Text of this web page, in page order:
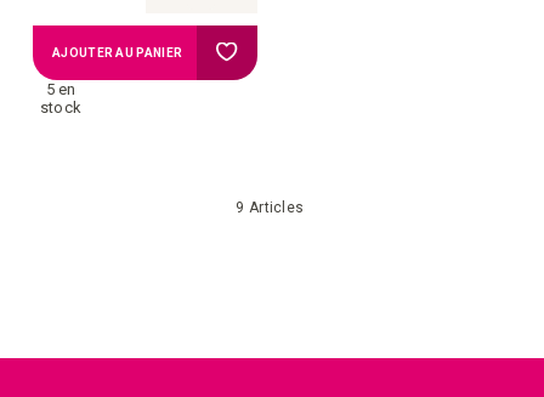
5 en
stock
AJOUTER AU PANIER Ajouter
liste
9 Articles